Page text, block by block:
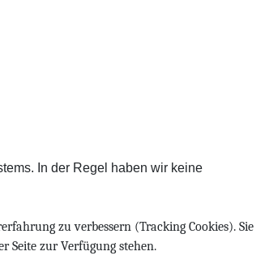
In der Regel haben wir keine
zu verbessern (Tracking Cookies). Sie
Seite zur Verfügung stehen.